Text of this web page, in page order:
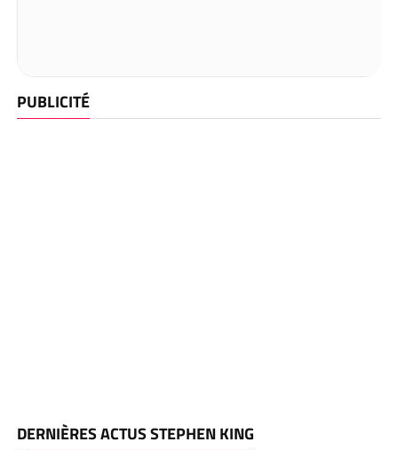
PUBLICITÉ
DERNIÈRES ACTUS STEPHEN KING